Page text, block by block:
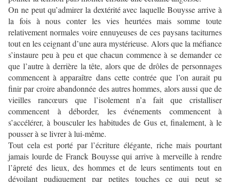
On ne peut qu’admirer la dextérité avec laquelle Bouysse arrive à
la fois à nous conter les vies heurtées mais somme toute
relativement normales voire ennuyeuses de ces paysans taciturnes
tout en les ceignant d’une aura mystérieuse. Alors que la méfiance
s’instaure peu à peu et que chacun commence à se demander ce
que l’autre à derrière la tête, alors que de drôles de personnages
commencent à apparaître dans cette contrée que l’on aurait pu
finir par croire abandonnée des autres hommes, alors aussi que de
vieilles rancœurs que l’isolement n’a fait que cristalliser
commencent à déborder, les événements commencent à
s’accélérer, à bousculer les habitudes de Gus et, finalement, à le
pousser à se livrer à lui-même.
Tout cela est porté par l’écriture élégante, riche mais pourtant
jamais lourde de Franck Bouysse qui arrive à merveille à rendre
l’âpreté des lieux, des hommes et de leurs sentiments tout en
dévoilant pudiquement par petites touches ce qui peut se